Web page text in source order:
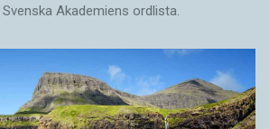
Akademiens ordlista.